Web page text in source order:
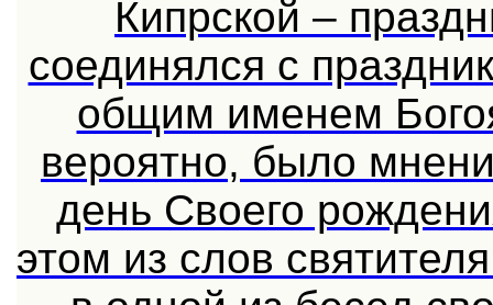
Кипрской –
соединялся с
общим именем
вероятно, было
день Своего
этом из слов